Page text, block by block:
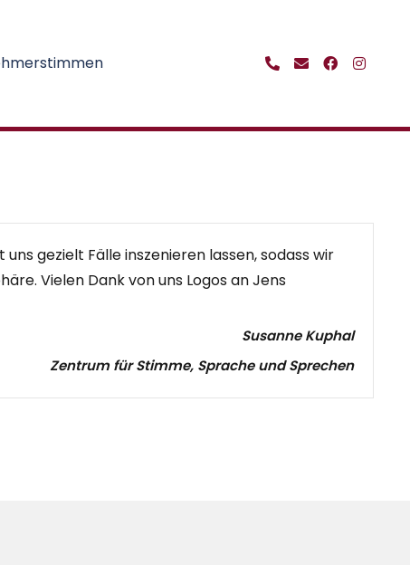
gezielt Fälle inszenieren lassen, sodass wir
Vielen Dank von uns Logos an Jens
Susanne Kuphal
Zentrum für Stimme, Sprache und Sprechen